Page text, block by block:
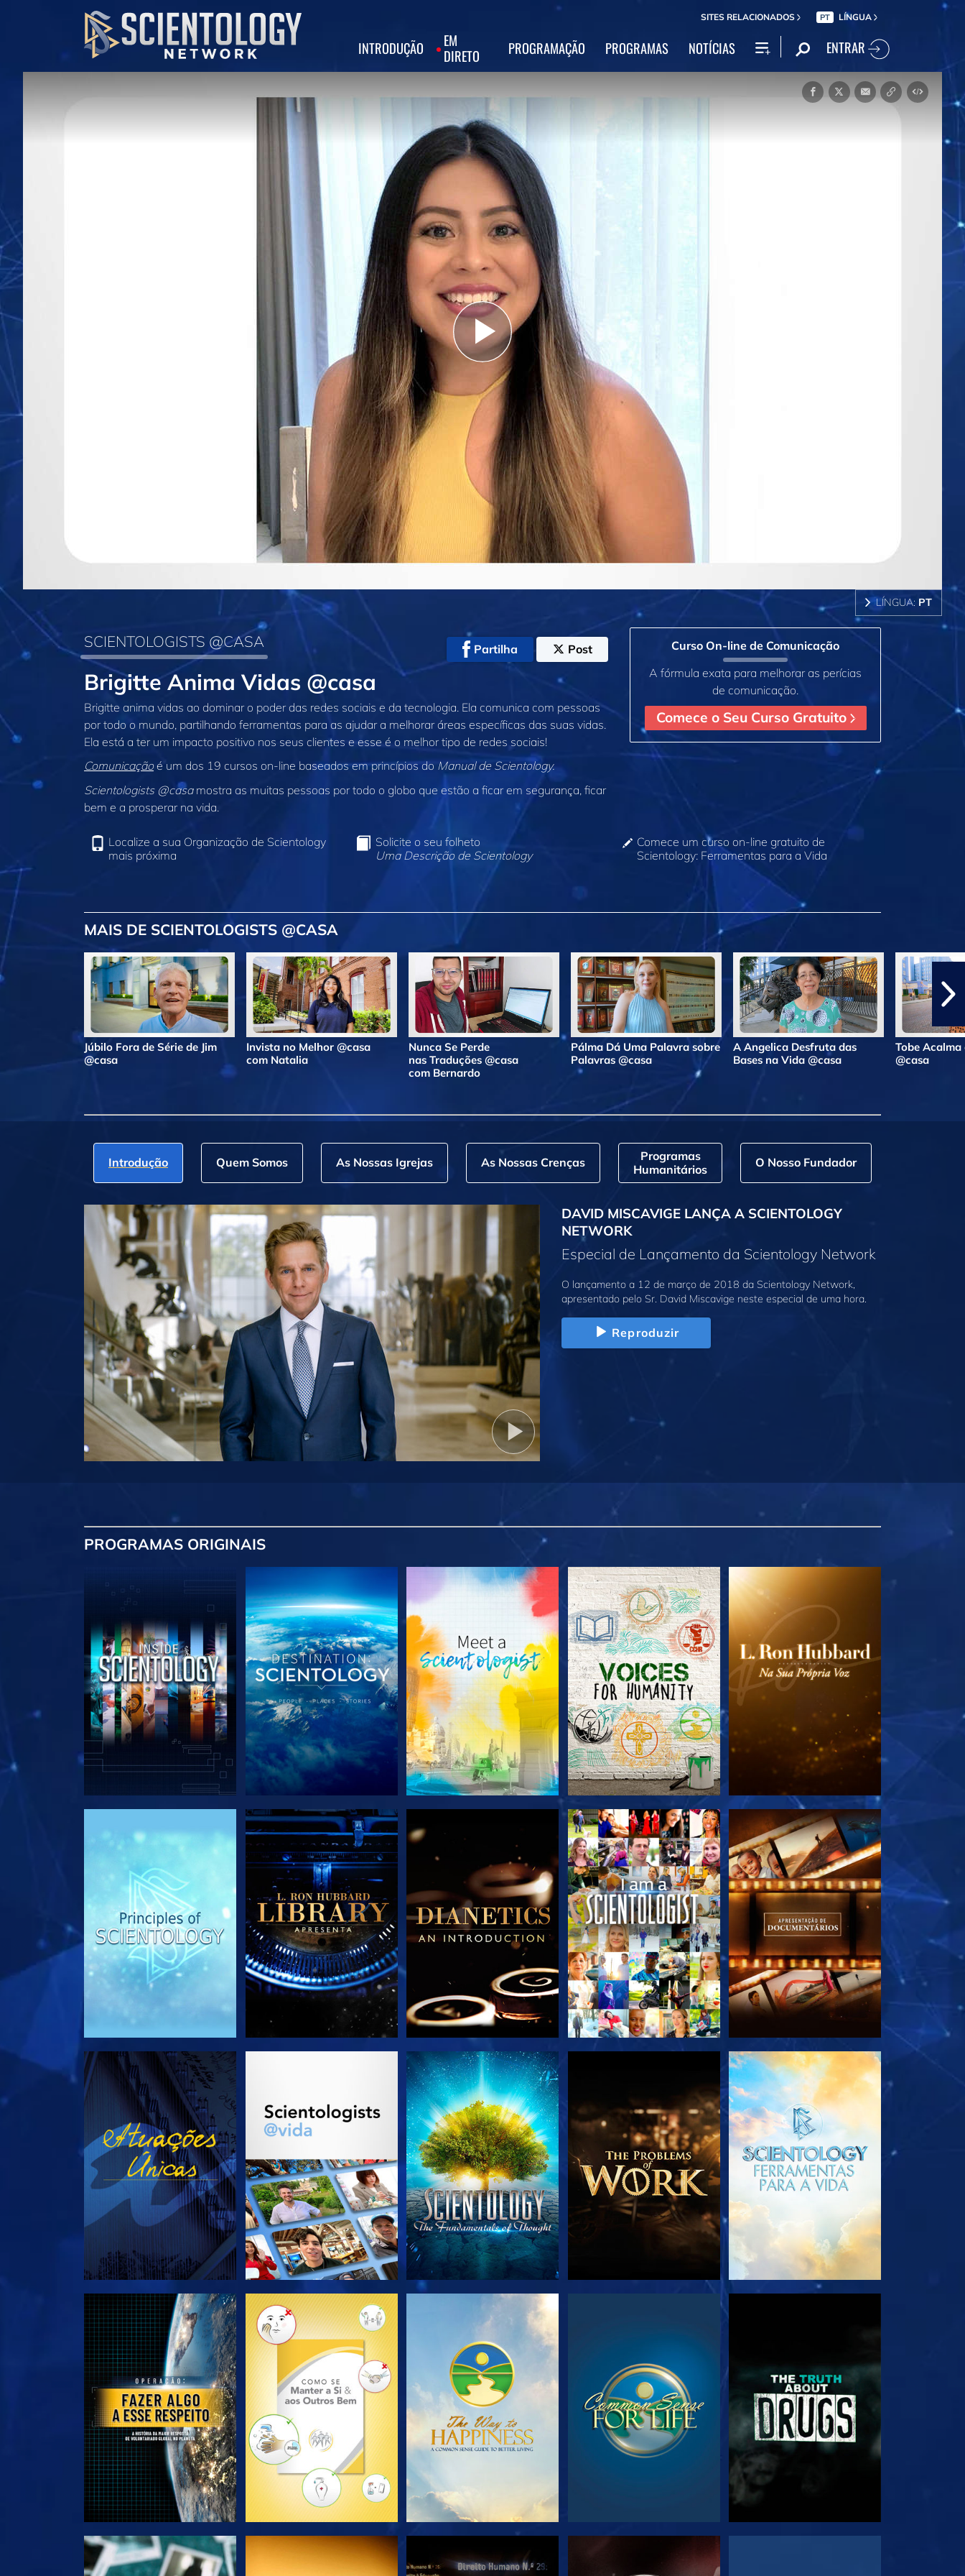
SITES RELACIONADOS PT LÍNGUA
INTRODUÇÃO
EM
DIRETO
PROGRAMAÇÃO PROGRAMAS NOTÍCIAS ENTRAR
Play
Video
LÍNGUA: PT
SCIENTOLOGISTS @CASA Partilha Post
Brigitte Anima Vidas @casa
Brigitte anima vidas ao dominar o poder das redes sociais e da tecnologia. Ela comunica com pessoas
por todo o mundo, partilhando ferramentas para as ajudar a melhorar áreas específicas das suas vidas.
Ela está a ter um impacto positivo nos seus clientes e esse é o melhor tipo de redes sociais!
Comunicaçãoé um dos 19 cursos on‑line baseados em princípios do Manual de Scientology.
Scientologists @casamostra as muitas pessoas por todo o globo que estão a ficar em segurança, ficar
bem e a prosperar na vida.
Curso On‑line de Comunicação
A fórmula exata para melhorar as perícias
de comunicação.
Comece o Seu Curso Gratuito
Localize a sua Organização de Scientology
mais próxima
Solicite o seu folheto
Uma Descrição de Scientology
Comece um curso on‑line gratuito de
Scientology: Ferramentas para a Vida
MAIS DE SCIENTOLOGISTS @CASA
Júbilo Fora de Série de Jim
@casa
Invista no Melhor @casa
com Natalia
Nunca Se Perde
nas Traduções @casa
com Bernardo
Pálma Dá Uma Palavra sobre
Palavras @casa
A Angelica Desfruta das
Bases na Vida @casa
Tobe Acalma
@casa
Introdução Quem Somos As Nossas Igrejas As Nossas Crenças
Programas
Humanitários
O Nosso Fundador
DAVID MISCAVIGE LANÇA A SCIENTOLOGY
NETWORK
Especial de Lançamento da Scientology Network
O lançamento a 12 de março de 2018 da Scientology Network,
apresentado pelo Sr. David Miscavige neste especial de uma hora.
Reproduzir
PROGRAMAS ORIGINAIS
EXPLORE A SÉRIE EXPLORE A SÉRIE EXPLORE A SÉRIE EXPLORE A SÉRIE EXPLORE A SÉRIE
VEJA VEJA EXPLORE A SÉRIE
EXPLORE A SÉRIE EXPLORE A SÉRIE